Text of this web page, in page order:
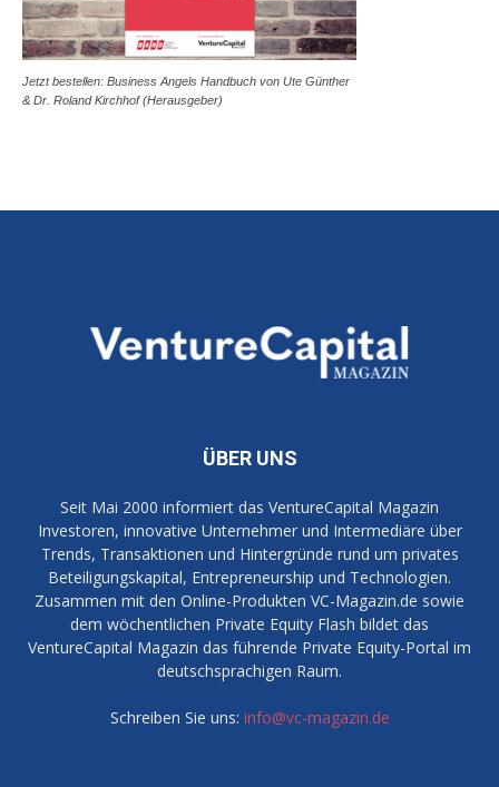
Jetzt bestellen: Business Angels Handbuch von Ute Günther
& Dr. Roland Kirchhof (Herausgeber)
ÜBER UNS
Seit Mai 2000 informiert das VentureCapital Magazin
Investoren, innovative Unternehmer und Intermediäre über
Trends, Transaktionen und Hintergründe rund um privates
Beteiligungskapital, Entrepreneurship und Technologien.
Zusammen mit den Online-Produkten VC-Magazin.de sowie
dem wöchentlichen Private Equity Flash bildet das
VentureCapital Magazin das führende Private Equity-Portal im
deutschsprachigen Raum.
Schreiben Sie uns: info@vc-magazin.de